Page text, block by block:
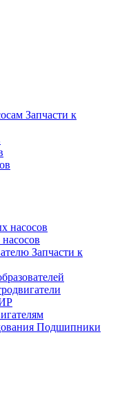
Запчасти к
насосов
Запчасти к
Подшипники